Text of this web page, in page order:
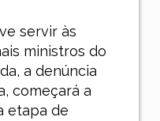
servir às
ministros do
a denúncia
começará a
etapa de